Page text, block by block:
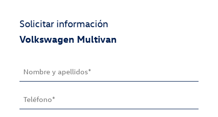
Solicitar información
Volkswagen Multivan